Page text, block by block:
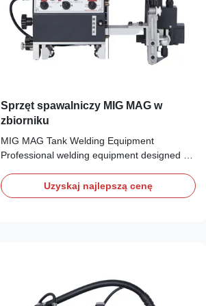
Sprzęt spawalniczy MIG MAG w
zbiorniku
MIG MAG Tank Welding Equipment
Professional welding equipment designed for
reliable performance. Technical
Specifications Items Straight Rail Type Soft
Uzyskaj najlepszą cenę